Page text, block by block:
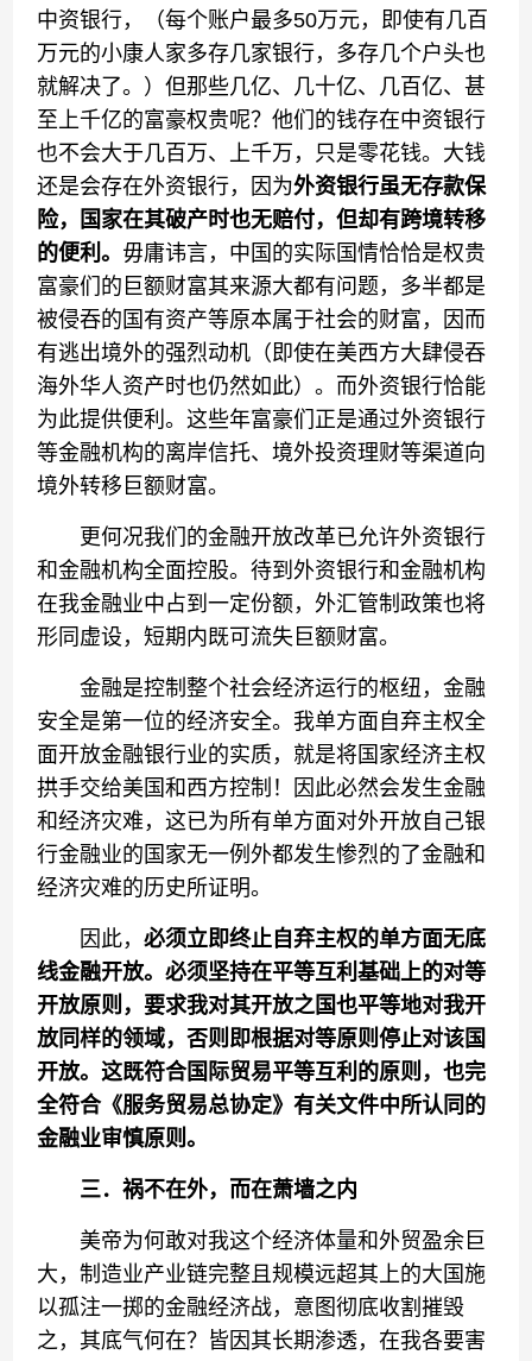
中资银行，（每个账户最多50万元，即使有几百
万元的小康人家多存几家银行，多存几个户头也
就解决了。）但那些几亿、几十亿、几百亿、甚
至上千亿的富豪权贵呢？他们的钱存在中资银行
也不会大于几百万、上千万，只是零花钱。大钱
还是会存在外资银行，因为外资银行虽无存款保
险，国家在其破产时也无赔付，但却有跨境转移
的便利。 毋庸讳言，中国的实际国情恰恰是权贵
富豪们的巨额财富其来源大都有问题，多半都是
被侵吞的国有资产等原本属于社会的财富，因而
有逃出境外的强烈动机（即使在美西方大肆侵吞
海外华人资产时也仍然如此）。而外资银行恰能
为此提供便利。这些年富豪们正是通过外资银行
等金融机构的离岸信托、境外投资理财等渠道向
境外转移巨额财富。
更何况我们的金融开放改革已允许外资银行
和金融机构全面控股。待到外资银行和金融机构
在我金融业中占到一定份额，外汇管制政策也将
形同虚设，短期内既可流失巨额财富。
金融是控制整个社会经济运行的枢纽，金融
安全是第一位的经济安全。我单方面自弃主权全
面开放金融银行业的实质，就是将国家经济主权
拱手交给美国和西方控制！因此必然会发生金融
和经济灾难，这已为所有单方面对外开放自己银
行金融业的国家无一例外都发生惨烈的了金融和
经济灾难的历史所证明。
因此，必须立即终止自弃主权的单方面无底
线金融开放。必须坚持在平等互利基础上的对等
开放原则，要求我对其开放之国也平等地对我开
放同样的领域，否则即根据对等原则停止对该国
开放。这既符合国际贸易平等互利的原则，也完
全符合《服务贸易总协定》有关文件中所认同的
金融业审慎原则。
三．祸不在外，而在萧墙之内
美帝为何敢对我这个经济体量和外贸盈余巨
大，制造业产业链完整且规模远超其上的大国施
以孤注一掷的金融经济战，意图彻底收割摧毁
之，其底气何在？皆因其长期渗透，在我各要害